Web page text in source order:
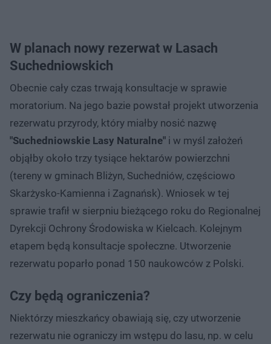
W planach nowy rezerwat w Lasach
Suchedniowskich
Obecnie cały czas trwają konsultacje w sprawie
moratorium. Na jego bazie powstał projekt utworzenia
rezerwatu przyrody, który miałby nosić nazwę
"Suchedniowskie Lasy Naturalne" i w myśl założeń
objąłby około trzy tysiące hektarów powierzchni
(tereny w gminach Bliżyn, Suchedniów, częściowo
Skarżysko-Kamienna i Zagnańsk). Wniosek w tej
sprawie trafił w sierpniu bieżącego roku do Regionalnej
Dyrekcji Ochrony Środowiska w Kielcach. Kolejnym
etapem będą konsultacje społeczne. Utworzenie
rezerwatu poparło ponad 150 naukowców z Polski.
Czy będą ograniczenia?
Niektórzy mieszkańcy obawiają się, czy utworzenie
rezerwatu nie ograniczy im wstępu do lasu, np. w celu